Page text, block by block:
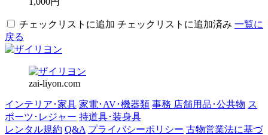
チェックリストに追加 チェックリストに追加済み 一覧に
戻る
zai-liyon.com
インテリア･家具 家電･AV･機器類 事務 店舗用品･公共物 ス
ポーツ･レジャー 持道具･装身具
レンタル規約 Q&A プライバシーポリシー 古物営業法に基づ